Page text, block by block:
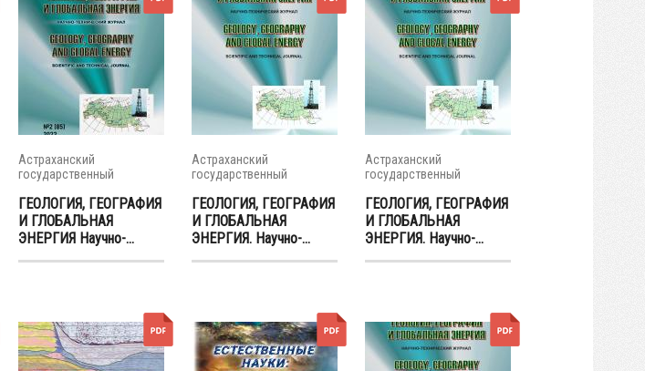
Астраханский
государственный
ГЕОЛОГИЯ, ГЕОГРАФИЯ
И ГЛОБАЛЬНАЯ
ЭНЕРГИЯ Научно-...
Астраханский
государственный
ГЕОЛОГИЯ, ГЕОГРАФИЯ
И ГЛОБАЛЬНАЯ
ЭНЕРГИЯ. Научно-...
Астраханский
государственный
ГЕОЛОГИЯ, ГЕОГРАФИЯ
И ГЛОБАЛЬНАЯ
ЭНЕРГИЯ. Научно-...